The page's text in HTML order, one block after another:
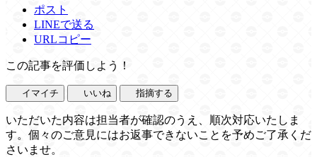
ポスト
LINEで送る
URLコピー
この記事を評価しよう！
イマイチ いいね 指摘する
いただいた内容は担当者が確認のうえ、順次対応いたしま
す。個々のご意見にはお返事できないことを予めご了承くだ
さいませ。